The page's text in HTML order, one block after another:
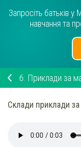
Запросіть батьків
навчання та
6. Приклади за
Склади приклади